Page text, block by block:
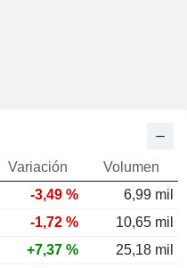
Variación
Volumen
-3,49 %
6,99 mil
-1,72 %
10,65 mil
+7,37 %
25,18 mil